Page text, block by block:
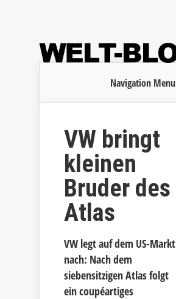
Navigation Menu
VW bringt
kleinen
Bruder des
Atlas
VW legt auf dem US-Markt
nach: Nach dem
siebensitzigen Atlas folgt
ein coupéartiges